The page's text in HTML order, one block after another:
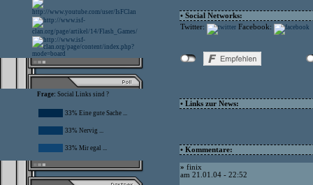
Frage: Social Links sind ?
33% Eine gute Sache ...
33% Nervig ...
33% Mir egal ...
• Social Networks:
Twitter:
Facebook:
• Links zur News:
• Kommentare:
» finix
am 21.01.04 - 22:52